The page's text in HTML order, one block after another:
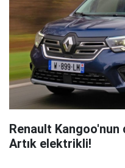
Renault
Artık elektrikli!